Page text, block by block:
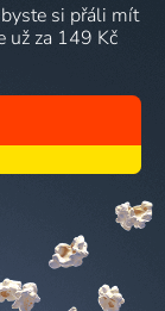
si přáli mít
už za 149 Kč